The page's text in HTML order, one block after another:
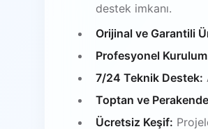
destek imkanı.
Orijinal ve Garantili
Profesyonel
7/24 Teknik Destek:
Toptan ve
Ücretsiz Keşif: